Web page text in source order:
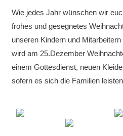
Wie jedes Jahr wünschen wir
frohes und gesegnetes
unseren Kindern und
wird am 25.Dezember
einem Gottesdienst, neuen
sofern es sich die Familien